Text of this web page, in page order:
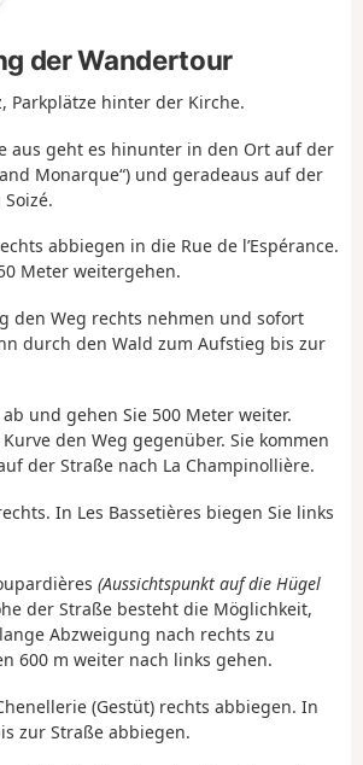
der Wandertour
Parkplätze hinter der Kirche.
aus geht es hinunter in den Ort auf der
Monarque“) und geradeaus auf der
abbiegen in die Rue de l’Espérance.
Meter weitergehen.
den Weg rechts nehmen und sofort
durch den Wald zum Aufstieg bis zur
und gehen Sie 500 Meter weiter.
den Weg gegenüber. Sie kommen
der Straße nach La Champinollière.
In Les Bassetières biegen Sie links
(Aussichtspunkt auf die Hügel
der Straße besteht die Möglichkeit,
Abzweigung nach rechts zu
600 m weiter nach links gehen.
(Gestüt) rechts abbiegen. In
zur Straße abbiegen.